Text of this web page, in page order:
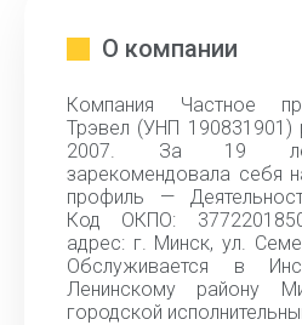
О компании
Компания Частное
Трэвел (УНП 190831901)
2007. За 19 лет
зарекомендовала себя
профиль —
Код ОКПО:
адрес: г. Минск, ул.
Обслуживается в
Ленинскому району
городской